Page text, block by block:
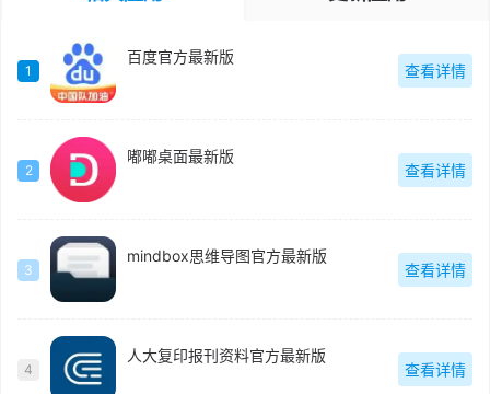
1
百度官方最新版
查看详情
2
嘟嘟桌面最新版
查看详情
3
mindbox思维导图官方最新版
查看详情
4
人大复印报刊资料官方最新版
查看详情